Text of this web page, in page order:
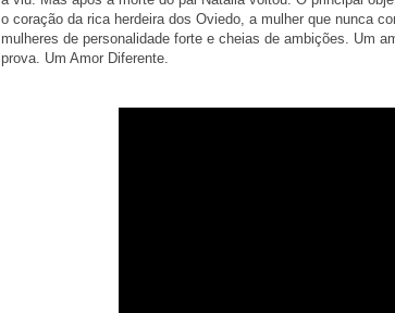
o coração da rica herdeira dos Oviedo, a mulher que nunca
mulheres de personalidade forte e cheias de ambições. Um
prova. Um Amor Diferente.